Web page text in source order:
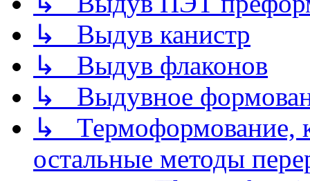
↳ Выдув канистр
↳ Выдув флаконов
↳ Выдувное
↳ Термоформование,
остальные методы